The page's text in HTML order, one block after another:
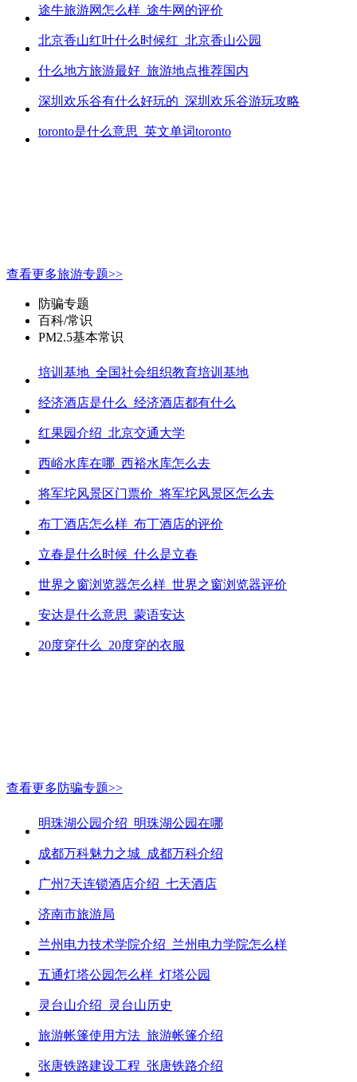
途牛旅游网怎么样_途牛网的评价
北京香山红叶什么时候红_北京香山公园
什么地方旅游最好_旅游地点推荐国内
深圳欢乐谷有什么好玩的_深圳欢乐谷游玩攻略
toronto是什么意思_英文单词toronto
查看更多旅游专题>>
防骗专题
百科/常识
PM2.5基本常识
培训基地_全国社会组织教育培训基地
经济酒店是什么_经济酒店都有什么
红果园介绍_北京交通大学
西峪水库在哪_西裕水库怎么去
将军坨风景区门票价_将军坨风景区怎么去
布丁酒店怎么样_布丁酒店的评价
立春是什么时候_什么是立春
世界之窗浏览器怎么样_世界之窗浏览器评价
安达是什么意思_蒙语安达
20度穿什么_20度穿的衣服
查看更多防骗专题>>
明珠湖公园介绍_明珠湖公园在哪
成都万科魅力之城_成都万科介绍
广州7天连锁酒店介绍_七天酒店
济南市旅游局
兰州电力技术学院介绍_兰州电力学院怎么样
五通灯塔公园怎么样_灯塔公园
灵台山介绍_灵台山历史
旅游帐篷使用方法_旅游帐篷介绍
张唐铁路建设工程_张唐铁路介绍